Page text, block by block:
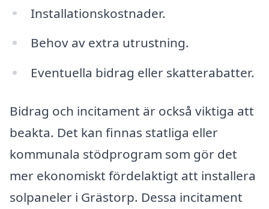
Installationskostnader.
Behov av extra utrustning.
Eventuella bidrag eller skatterabatter.
Bidrag och incitament är också viktiga att
beakta. Det kan finnas statliga eller
kommunala stödprogram som gör det
mer ekonomiskt fördelaktigt att installera
solpaneler i Grästorp. Dessa incitament